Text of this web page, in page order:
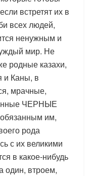
встретят их в
всех людей,
ненужным и
мир. Не
родные казахи,
и Каны, в
мрачные,
ЧЕРНЫЕ
им,
рода
с их великими
в какое-нибудь
один, втроем,